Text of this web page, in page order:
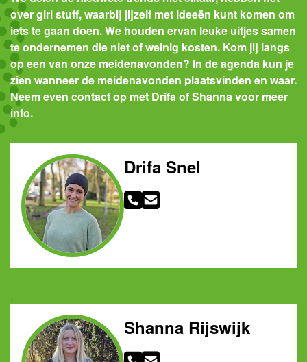
over girl stuff, waarbij jijzelf met ideeën kunt komen om
iets te gaan doen. We houden ervan leuke uitjessamen
te ondernemen die niet of weinig kosten. Kom jij langs
op een van onze meidenavonden? In de agenda kun je
zien wanneer de meidenavonden plaatsvinden en waar.
Neem even contact op met Drifa of Shanna voor meer
info.
Drifa Snel
,
Shanna Rijswijk